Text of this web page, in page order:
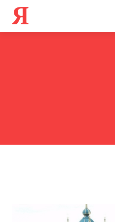
Я